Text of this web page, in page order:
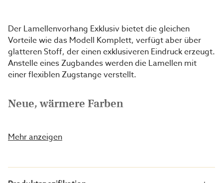
Der Lamellenvorhang Exklusiv bietet die gleichen
Vorteile wie das Modell Komplett, verfügt aber über
glatteren Stoff, der einen exklusiveren Eindruck erzeugt.
Anstelle eines Zugbandes werden die Lamellen mit
einer flexiblen Zugstange verstellt.
Neue, wärmere Farben
endlich unsere Lamellgardinen in den Farben Beige und
bestehender Einrichtung oder Naturmaterialien
Mehr anzeigen